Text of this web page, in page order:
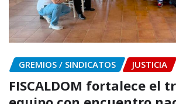
GREMIOS / SINDICATOS JUSTICIA
FISCALDOM fortalece el